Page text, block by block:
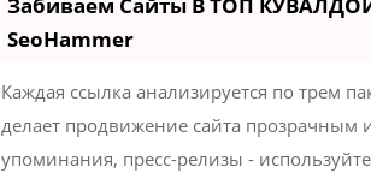
Забиваем Сайты В ТОП
SeoHammer
Каждая ссылка анализируется по трем
делает продвижение сайта прозрачным
упоминания, пресс-релизы -